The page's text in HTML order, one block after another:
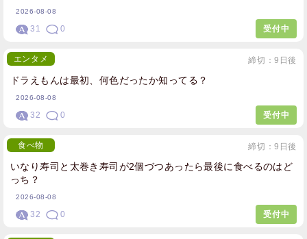
2026-08-08
31 0 受付中
ドラえもんは最初、何色だったか知ってる？
締切：9日後
エンタメ
2026-08-08
32 0 受付中
いなり寿司と太巻き寿司が2個づつあったら最後に食べるのはど
っち？
締切：9日後
食べ物
2026-08-08
32 0 受付中